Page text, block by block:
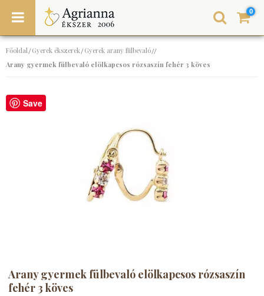
0
Főoldal/Gyerek ékszerek/Gyerek arany fülbevaló//
Arany gyermek fülbevaló elölkapcsos rózsaszín fehér 3 köves
Save
Arany gyermek fülbevaló elölkapcsos rózsaszín
fehér 3 köves